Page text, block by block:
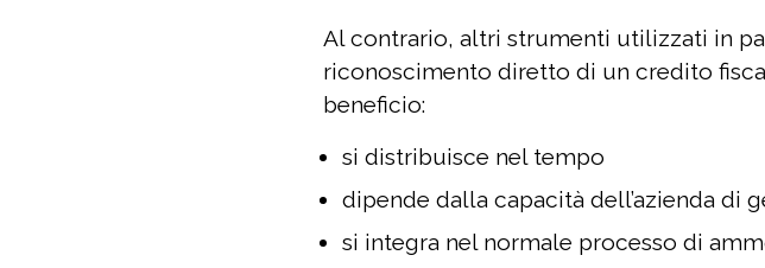
Al contrario, altri strumenti utilizzati in
riconoscimento diretto di un credito
beneficio:
si distribuisce nel tempo
dipende dalla capacità dell’azienda di
si integra nel normale processo di